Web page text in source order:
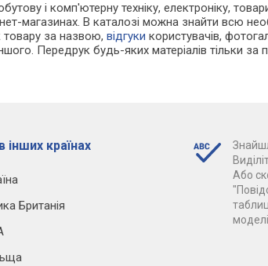
і комп'ютерну техніку, електроніку,
магазинах. В каталозі можна знайти всю
товару за назвою,відгуки користувачів,
Передрук будь-яких матеріалів тільки
інших країнах
Британія
Або